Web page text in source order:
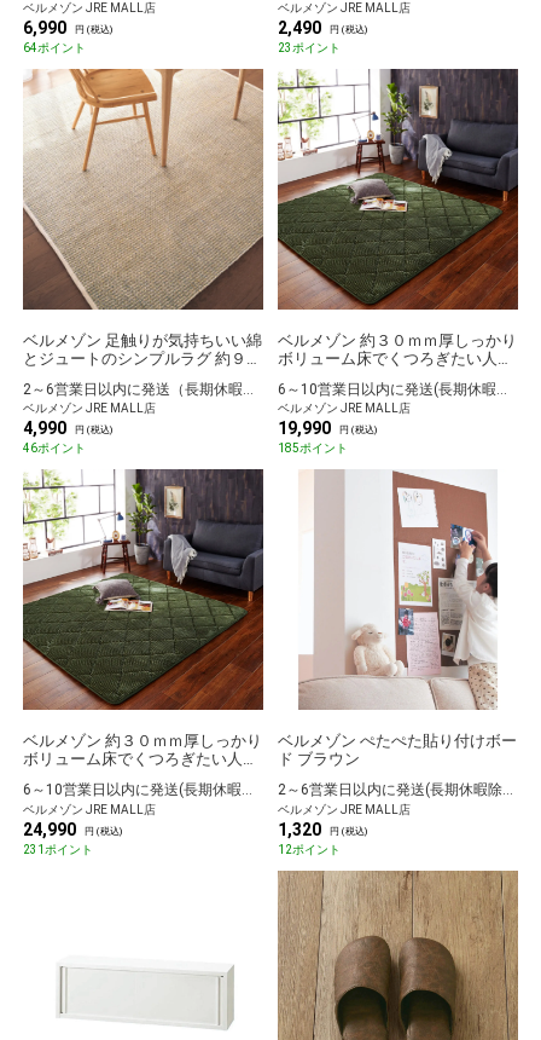
ベルメゾン JRE MALL店
6,990 円 (税込)
64ポイント
ベルメゾン JRE MALL店
2,490 円 (税込)
23ポイント
ベルメゾン 足触りが気持ちいい綿
とジュートのシンプルラグ 約９０
2～6営業日以内に発送（長期休暇除く）
ベルメゾン JRE MALL店
4,990 円 (税込)
46ポイント
ベルメゾン 約３０ｍｍ厚しっかり
ボリューム床でくつろぎたい人専
１８５×２４０
6～10営業日以内に発送(長期休暇除く)
ベルメゾン JRE MALL店
19,990 円 (税込)
185ポイント
ベルメゾン 約３０ｍｍ厚しっかり
ボリューム床でくつろぎたい人専
用すべりにくいラグ グリーン 約
１８５×３００
6～10営業日以内に発送(長期休暇除く)
ベルメゾン JRE MALL店
24,990 円 (税込)
231ポイント
ベルメゾン ぺたぺた貼り付けボー
ド ブラウン
2～6営業日以内に発送(長期休暇除く)
ベルメゾン JRE MALL店
1,320 円 (税込)
12ポイント